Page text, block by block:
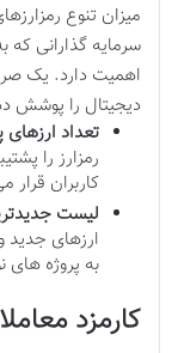
میزان تنوع
سرمایه گذارانی که
اهمیت دارد. یک
دیجیتال را پوشش
تعداد
رمزارز را
کاربران قرار
لیست
ارزهای جدید
به پروژه
کارمزد